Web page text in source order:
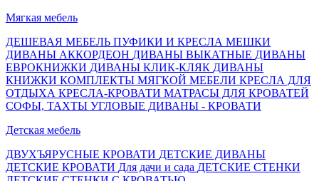
Мягкая мебель
ДЕШЕВАЯ МЕБЕЛЬ ПУФИКИ И КРЕСЛА МЕШКИ
ДИВАНЫ АККОРДЕОН ДИВАНЫ ВЫКАТНЫЕ ДИВАНЫ
ЕВРОКНИЖКИ ДИВАНЫ КЛИК-КЛЯК ДИВАНЫ
КНИЖКИ КОМПЛЕКТЫ МЯГКОЙ МЕБЕЛИ КРЕСЛА ДЛЯ
ОТДЫХА КРЕСЛА-КРОВАТИ МАТРАСЫ ДЛЯ КРОВАТЕЙ
СОФЫ, ТАХТЫ УГЛОВЫЕ ДИВАНЫ - КРОВАТИ
Детская мебель
ДВУХЪЯРУСНЫЕ КРОВАТИ ДЕТСКИЕ ДИВАНЫ
ДЕТСКИЕ КРОВАТИ Для дачи и сада ДЕТСКИЕ СТЕНКИ